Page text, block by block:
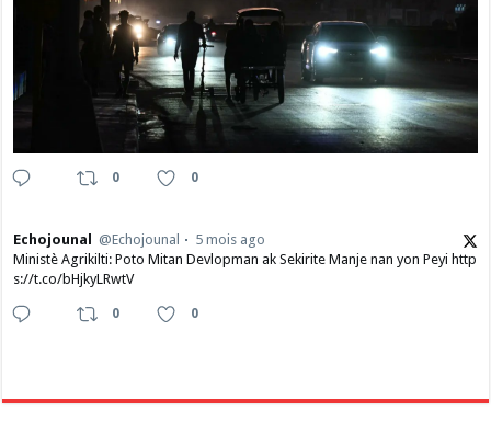
0 0
Echojounal @Echojounal
5 mois ago
Ministè Agrikilti: Poto Mitan Devlopman ak Sekirite Manje nan yon Peyi http
s://t.co/bHjkyLRwtV
0 0